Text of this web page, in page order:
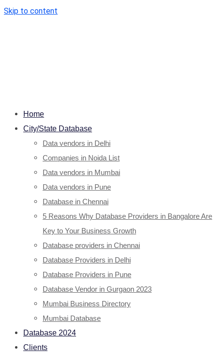
Skip to content
Home
City/State Database
Data vendors in Delhi
Companies in Noida List
Data vendors in Mumbai
Data vendors in Pune
Database in Chennai
5 Reasons Why Database Providers in Bangalore Are
Key to Your Business Growth
Database providers in Chennai
Database Providers in Delhi
Database Providers in Pune
Database Vendor in Gurgaon 2023
Mumbai Business Directory
Mumbai Database
Database 2024
Clients